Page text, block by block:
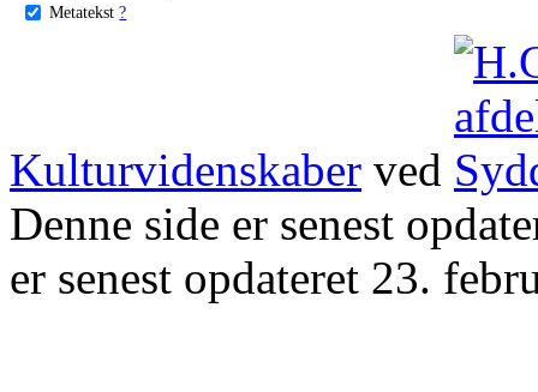
Metatekst ?
Kulturvidenskaber ved
Denne side er senest
er senest opdateret 23.